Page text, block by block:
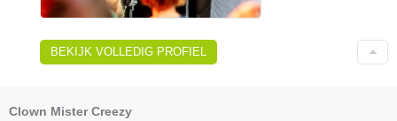
BEKIJK VOLLEDIG PROFIEL
Clown Mister Creezy